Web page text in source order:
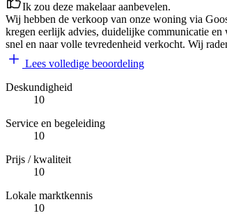
Ik zou deze makelaar aanbevelen.
Wij hebben de verkoop van onze woning via
kregen eerlijk advies, duidelijke communicatie
snel en naar volle tevredenheid verkocht. Wij
Lees volledige beoordeling
Deskundigheid
10
Service en begeleiding
10
Prijs / kwaliteit
10
Lokale marktkennis
10